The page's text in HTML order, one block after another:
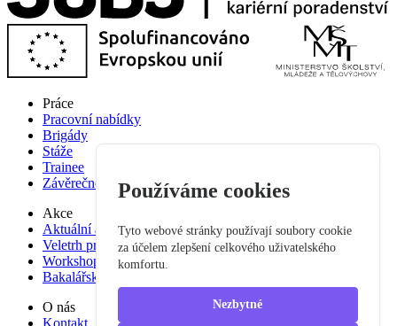
Práce
Pracovní nabídky
Brigády
Stáže
Trainee
Závěrečné práce
Akce
Aktuální akce
Veletrh pracovních příležitostí
Workshop studium pro praxi
Bakalářská praxe
O nás
Používáme cookies
Tyto webové stránky používají soubory cookie
za účelem zlepšení celkového uživatelského
komfortu.
Nezbytné